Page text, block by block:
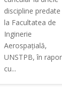
discipline predate
la Facultatea de
Inginerie
Aerospaţială,
UNSTPB, în
cu...